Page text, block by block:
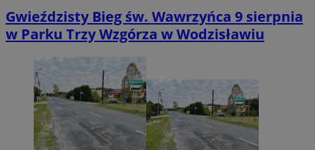
Gwieździsty Bieg św. Wawrzyńca 9 sierpnia
w Parku Trzy Wzgórza w Wodzisławiu